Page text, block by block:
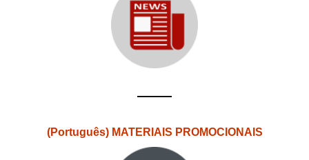
(Português) MATERIAIS PROMOCIONAIS